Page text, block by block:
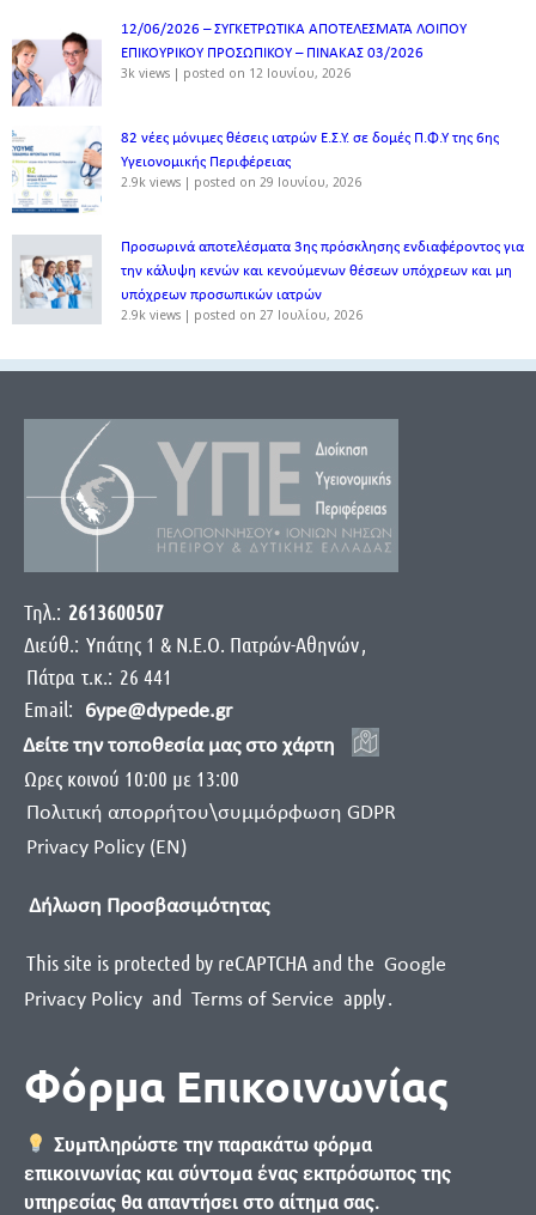
12/06/2026 – ΣΥΓΚΕΤΡΩΤΙΚΑ ΑΠΟΤΕΛΕΣΜΑΤΑ ΛΟΙΠΟΥ
ΕΠΙΚΟΥΡΙΚΟΥ ΠΡΟΣΩΠΙΚΟΥ – ΠΙΝΑΚΑΣ 03/2026
3k views | posted on 12 Ιουνίου, 2026
82 νέες μόνιμες θέσεις ιατρών Ε.Σ.Υ. σε δομές Π.Φ.Υ της 6ης
Υγειονομικής Περιφέρειας
2.9k views | posted on 29 Ιουνίου, 2026
Προσωρινά αποτελέσματα 3ης πρόσκλησης ενδιαφέροντος για
την κάλυψη κενών και κενούμενων θέσεων υπόχρεων και μη
υπόχρεων προσωπικών ιατρών
2.9k views | posted on 27 Ιουλίου, 2026
Τηλ.: 2613600507
Διεύθ.: Yπάτης 1 & Ν.Ε.Ο. Πατρών-Αθηνών,
Πάτρα τ.κ.: 26 441
Email:
6ype@dypede.gr
Δείτε την τοποθεσία μας στο χάρτη
Ωρες κοινού 10:00 με 13:00
Πολιτική απορρήτου\συμμόρφωση GDPR
Privacy Policy (EN)
Δήλωση Προσβασιμότητας
This site is protected by reCAPTCHA and the Google
Privacy Policy and Terms of Service apply.
Φόρμα Επικοινωνίας
Συμπληρώστε την παρακάτω φόρμα
επικοινωνίας και σύντομα ένας εκπρόσωπος της
υπηρεσίας θα απαντήσει στο αίτημα σας.